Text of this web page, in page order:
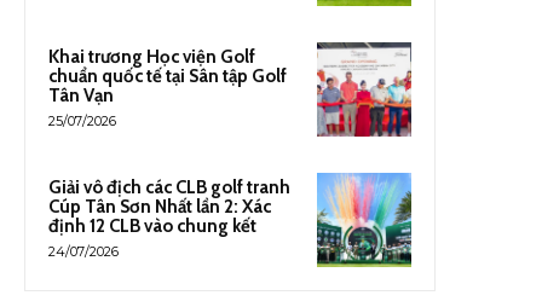
Khai trương Học viện Golf
chuẩn quốc tế tại Sân tập Golf
Tân Vạn
25/07/2026
Giải vô địch các CLB golf tranh
Cúp Tân Sơn Nhất lần 2: Xác
định 12 CLB vào chung kết
24/07/2026